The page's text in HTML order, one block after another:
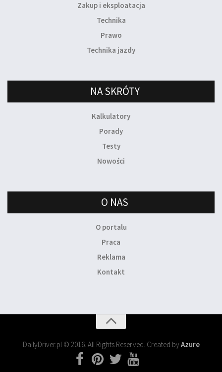
Zakup i eksploatacja
Technika
Prawo
Technika jazdy
NA SKRÓTY
Kalkulatory
Porady
Testy
Nowości
O NAS
O portalu
Praca
Reklama
Kontakt
DailyDriver.pl © 2016. All Rights Reserved. Created byAzure